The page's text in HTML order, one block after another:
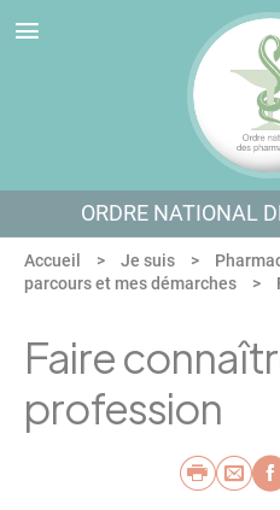
Aller au menu
Aller au contenu
Aller en bas de page
ORDRE NATIONAL
Accueil Je suis
parcours et mes démarches
Faire
profession
Panneau de gestion des cookies